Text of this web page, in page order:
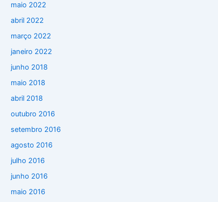
maio 2022
abril 2022
março 2022
janeiro 2022
junho 2018
maio 2018
abril 2018
outubro 2016
setembro 2016
agosto 2016
julho 2016
junho 2016
maio 2016